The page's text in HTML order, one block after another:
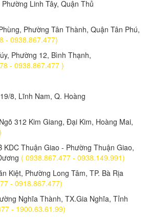
Linh Tây, Quận Thủ
Phường Tân Thành, Quận Tân Phú,
- 0938.867.477)
Phường 12, Bình Thạnh,
- 0938.867.477 )
8, Lĩnh Nam, Q. Hoàng
312 Kim Giang, Đại Kim, Hoàng Mai,
KDC Thuận Giao - Phường Thuận Giao,
( 0938.867.477 - 0938.149.991)
Kiệt, Phường Long Tâm, TP. Bà Rịa
- 0918.867.477)
Nghĩa Thành, TX.Gia Nghĩa, Tỉnh
- 1900.63.61.99)